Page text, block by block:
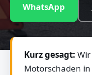
WhatsApp
Kurz gesagt:
Motorschaden